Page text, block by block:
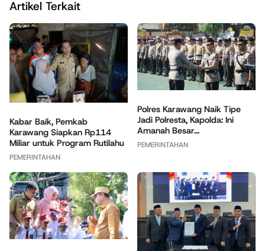
Artikel Terkait
Kabar Baik, Pemkab
Karawang Siapkan Rp114
Miliar untuk Program Rutilahu
PEMERINTAHAN
Polres Karawang Naik Tipe
Jadi Polresta, Kapolda: Ini
Amanah Besar...
PEMERINTAHAN